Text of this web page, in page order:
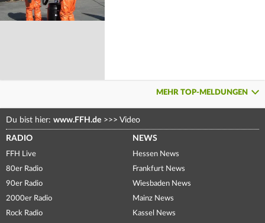
MEHR TOP-MELDUNGEN
Du bist hier: www.FFH.de >>> Video
RADIO
FFH Live
80er Radio
90er Radio
2000er Radio
Rock Radio
NEWS
Hessen News
Frankfurt News
Wiesbaden News
Mainz News
Kassel News